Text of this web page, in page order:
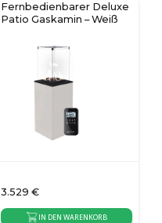
Fernbedienbarer Deluxe
Patio Gaskamin – Weiß
3.529 €
IN DEN WARENKORB